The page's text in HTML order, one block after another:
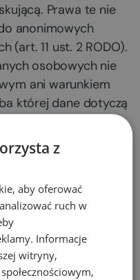
Prawa te nie
anonimowych
(art. 11 ust. 2 RODO).
osobowych nie
ani warunkiem
której dane dotyczą
ich podania. Podanie
jest
niepodania
brak możliwości
kontaktowego oraz
analizy
które realizujemy z
na temat
z
aby oferować
ruch w
Informacje
witryny,